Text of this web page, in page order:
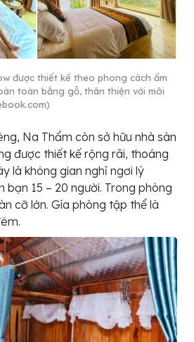
được thiết kế theo phong cách ấm
toàn bằng gỗ, thân thiện với môi
Na Thẩm còn sở hữu nhà sàn
được thiết kế rộng rãi, thoáng
là không gian nghỉ ngơi lý
bạn 15 – 20 người. Trong phòng
cỡ lớn. Gía phòng tập thể là